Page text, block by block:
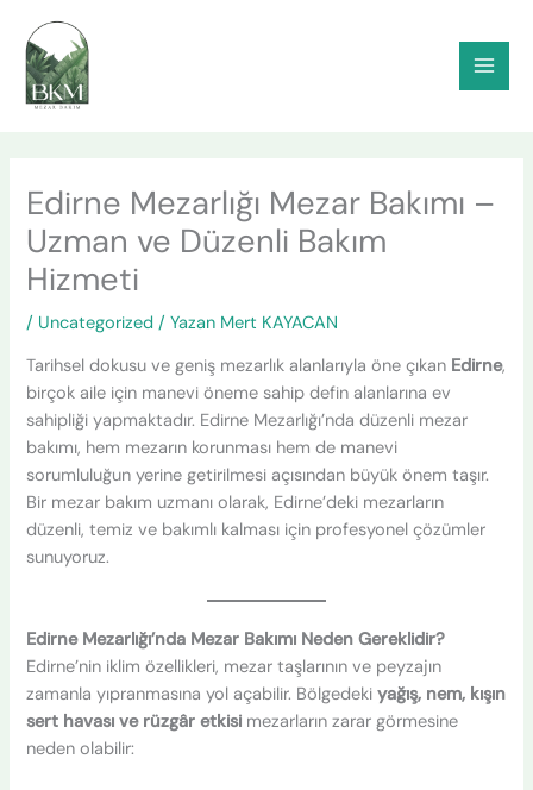
atla
Edirne Mezarlığı Mezar Bakımı –
Uzman ve Düzenli Bakım
Hizmeti
/ Uncategorized / Yazan Mert KAYACAN
Tarihsel dokusu ve geniş mezarlık alanlarıyla öne çıkan Edirne,
birçok aile için manevi öneme sahip defin alanlarına ev
sahipliği yapmaktadır. Edirne Mezarlığı’nda düzenli mezar
bakımı, hem mezarın korunması hem de manevi
sorumluluğun yerine getirilmesi açısından büyük önem taşır.
Bir mezar bakım uzmanı olarak, Edirne’deki mezarların
düzenli, temiz ve bakımlı kalması için profesyonel çözümler
sunuyoruz.
Edirne Mezarlığı’nda Mezar Bakımı Neden Gereklidir?
Edirne’nin iklim özellikleri, mezar taşlarının ve peyzajın
zamanla yıpranmasına yol açabilir. Bölgedekiyağış, nem, kışın
sert havası ve rüzgâr etkisi mezarların zarar görmesine
neden olabilir: